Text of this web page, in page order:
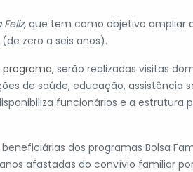
que tem como objetivo ampliar
zero a seis anos).
programa, serão realizadas visitas
de saúde, educação, assistência
funcionários e a estrutura
dos programas Bolsa
afastadas do convívio familiar